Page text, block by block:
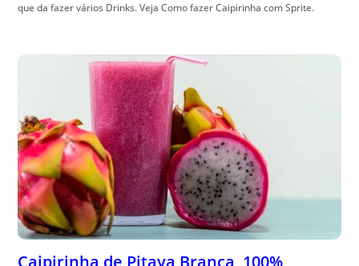
que da fazer vários Drinks. Veja Como fazer Caipirinha com Sprite.
Caipirinha de Pitaya Branca, 100%